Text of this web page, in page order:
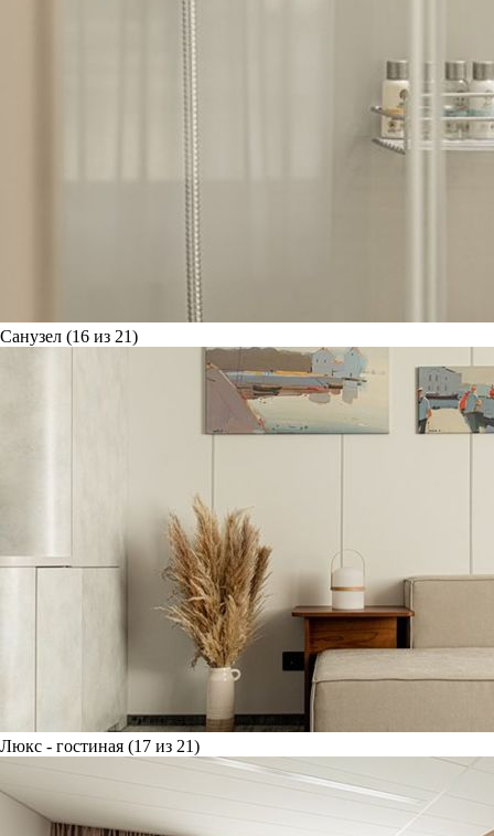
Санузел (16 из 21)
Люкс - гостиная (17 из 21)